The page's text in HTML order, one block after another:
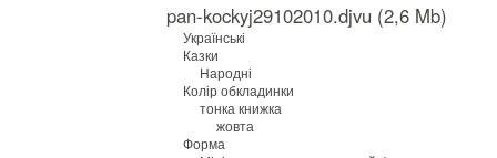
pan-kockyj29102010.djvu (2,6 Mb)
Українські
Казки
Народні
Колір обкладинки
тонка книжка
жовта
Форма